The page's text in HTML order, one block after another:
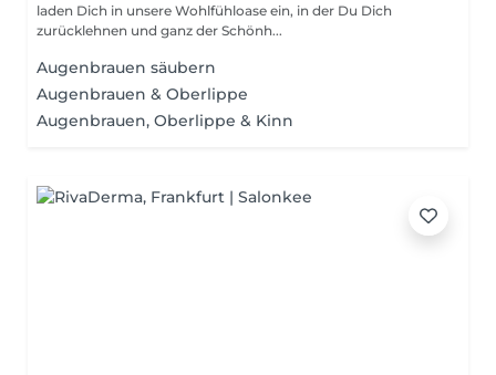
laden Dich in unsere Wohlfühloase ein, in der Du Dich
zurücklehnen und ganz der Schönh...
Augenbrauen säubern
Augenbrauen & Oberlippe
Augenbrauen, Oberlippe & Kinn